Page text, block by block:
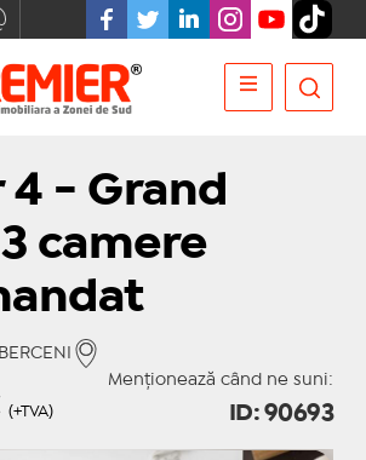
4 - Grand
camere
Menționează când ne suni:
(+TVA) ID: 90693